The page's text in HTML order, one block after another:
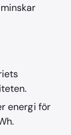
energi för